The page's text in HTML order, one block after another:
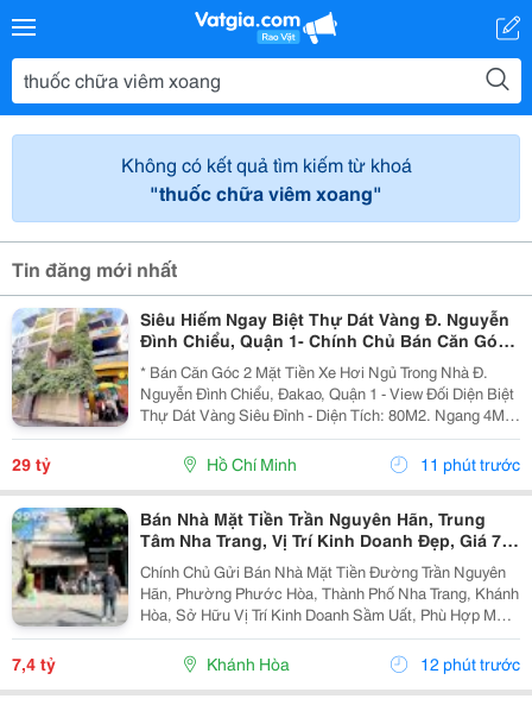
Không có kết quả tìm kiếm từ khoá
"thuốc chữa viêm xoang"
Tin đăng mới nhất
Siêu Hiếm Ngay Biệt Thự Dát Vàng Đ. Nguyễn
Đình Chiểu, Quận 1- Chính Chủ Bán Căn Góc
2 Mặt Tiền Hxh - Dt 4M*20M - Xung Quanh Khu
Trí Thức Cao
* Bán Căn Góc 2 Mặt Tiền Xe Hơi Ngủ Trong Nhà Đ.
Nguyễn Đình Chiểu, Đakao, Quận 1 - View Đối Diện Biệt
Thự Dát Vàng Siêu Đỉnh - Diện Tích: 80M2. Ngang 4M *
20M. - Kết Cấu: 3 Tầng Btct. - Chỉ Cách 2 Căn Ra Mặt
Tiền Lớn - Hxh Thông Nguyễn Ảnh Thủ -...
29 tỷ Hồ Chí Minh 11 phút trước
Bán Nhà Mặt Tiền Trần Nguyên Hãn, Trung
Tâm Nha Trang, Vị Trí Kinh Doanh Đẹp, Giá 7,4
Tỷ
Chính Chủ Gửi Bán Nhà Mặt Tiền Đường Trần Nguyên
Hãn, Phường Phước Hòa, Thành Phố Nha Trang, Khánh
Hòa, Sở Hữu Vị Trí Kinh Doanh Sầm Uất, Phù Hợp Mở
Cửa Hàng, Văn Phòng, Showroom Hoặc Đầu Tư Cho
Thuê Lâu Dài. Thông Tin Chi Tiết. - Địa Chỉ: Số...
7,4 tỷ Khánh Hòa 12 phút trước